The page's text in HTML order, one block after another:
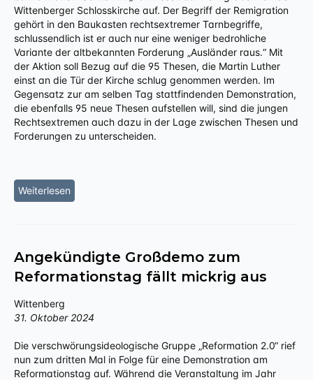
Wittenberger Schlosskirche auf. Der Begriff der Remigration
gehört in den Baukasten rechtsextremer Tarnbegriffe,
schlussendlich ist er auch nur eine weniger bedrohliche
Variante der altbekannten Forderung „Ausländer raus.“ Mit
der Aktion soll Bezug auf die 95 Thesen, die Martin Luther
einst an die Tür der Kirche schlug genommen werden. Im
Gegensatz zur am selben Tag stattfindenden Demonstration,
die ebenfalls 95 neue Thesen aufstellen will, sind die jungen
Rechtsextremen auch dazu in der Lage zwischen Thesen und
Forderungen zu unterscheiden.
Weiterlesen
Angekündigte Großdemo zum
Reformationstag fällt mickrig aus
Wittenberg
31. Oktober 2024
Die verschwörungsideologische Gruppe „Reformation 2.0“ rief
nun zum dritten Mal in Folge für eine Demonstration am
Reformationstag auf. Während die Veranstaltung im Jahr